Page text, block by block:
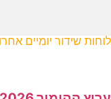
לוחות שידור יומיים